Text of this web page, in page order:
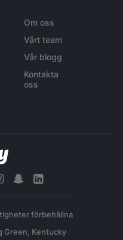
Om oss
Vårt team
Vår blogg
Kontakta
oss
förbehållna